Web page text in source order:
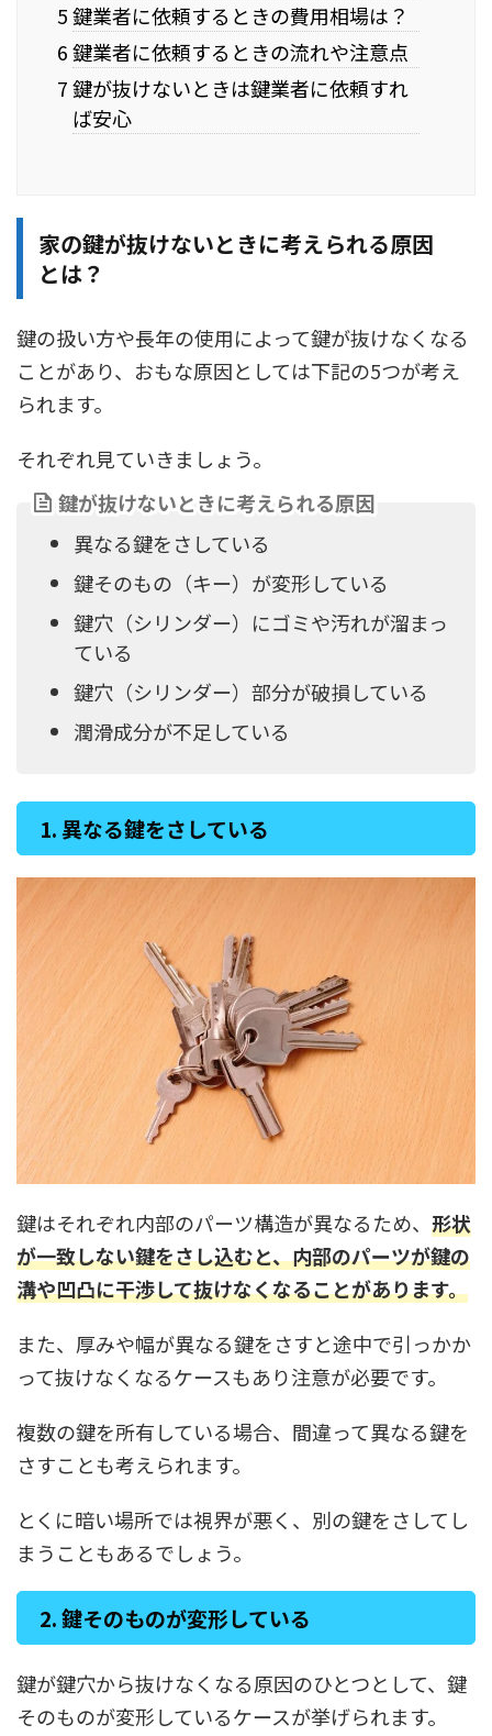
5 鍵業者に依頼するときの費用相場は？
6 鍵業者に依頼するときの流れや注意点
7 鍵が抜けないときは鍵業者に依頼すれ
ば安心
家の鍵が抜けないときに考えられる原因
とは？
鍵の扱い方や長年の使用によって鍵が抜けなくなる
ことがあり、おもな原因としては下記の5つが考え
られます。
それぞれ見ていきましょう。
鍵が抜けないときに考えられる原因
異なる鍵をさしている
鍵そのもの（キー）が変形している
鍵穴（シリンダー）にゴミや汚れが溜まっ
ている
鍵穴（シリンダー）部分が破損している
潤滑成分が不足している
1. 異なる鍵をさしている
鍵はそれぞれ内部のパーツ構造が異なるため、 形状
が一致しない鍵をさし込むと、内部のパーツが鍵の
溝や凹凸に干渉して抜けなくなることがあります。
また、厚みや幅が異なる鍵をさすと途中で引っかか
って抜けなくなるケースもあり注意が必要です。
複数の鍵を所有している場合、間違って異なる鍵を
さすことも考えられます。
とくに暗い場所では視界が悪く、別の鍵をさしてし
まうこともあるでしょう。
2. 鍵そのものが変形している
鍵が鍵穴から抜けなくなる原因のひとつとして、鍵
そのものが変形しているケースが挙げられます。